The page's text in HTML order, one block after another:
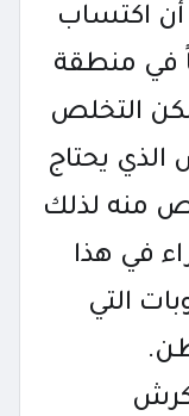
اكتساب
في منطقة
التخلص
الذي يحتاج
منه لذلك
في هذا
التي